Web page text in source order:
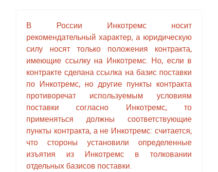
В России Инкотремс носит
рекомендательный характер, а юридическую
силу носят только положения контракта,
имеющие ссылку на Инкотремс. Но, если в
контракте сделана ссылка на базис поставки
по Инкотремс, но другие пункты контракта
противоречат используемым условиям
поставки согласно Инкотремс, то
применяться должны соответствующие
пункты контракта, а не Инкотремс: считается,
что стороны установили определенные
изъятия из Инкотремс в толковании
отдельных базисов поставки.